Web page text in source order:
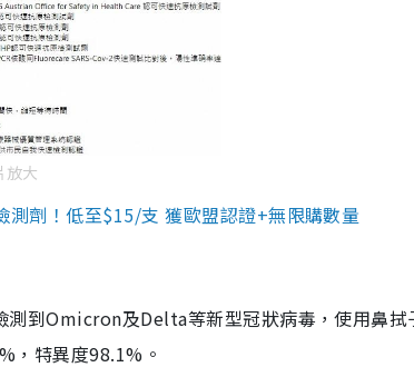
放大
劑！低至$15/支 獲歐盟認證+無限購數量
測到Omicron及Delta等新型冠狀病毒，使用鼻拭
，特異度98.1%。